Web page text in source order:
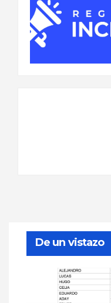
De un vistazo